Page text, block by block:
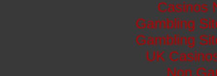
Casinos
Gambling
Gambling
UK
Non